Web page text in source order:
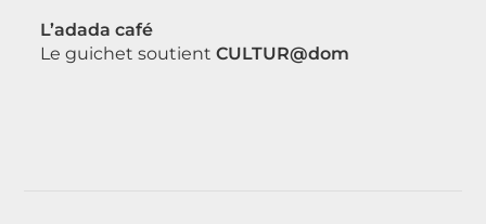
L’adada café
Le guichet soutientCULTUR@dom